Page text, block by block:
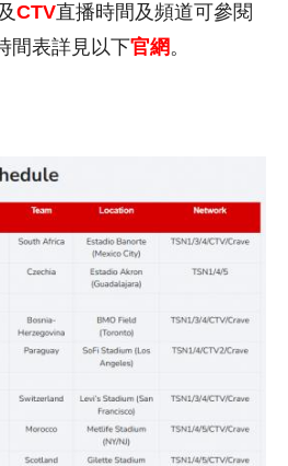
CTV直播時間及頻道可參閱
間表詳見以下官網。